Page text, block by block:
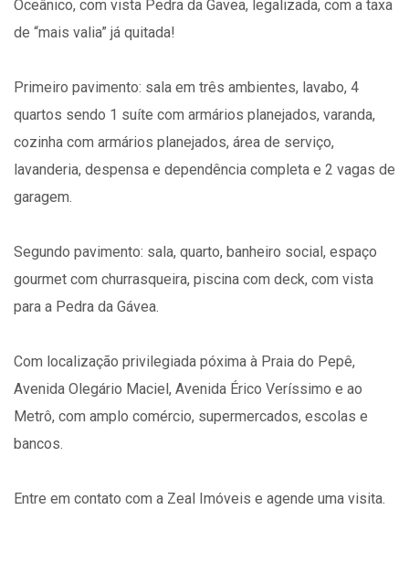
Oceânico, com vista Pedra da Gavea, legalizada, com a taxa
de “mais valia” já quitada!
Primeiro pavimento: sala em três ambientes, lavabo, 4
quartos sendo 1 suíte com armários planejados, varanda,
cozinha com armários planejados, área de serviço,
lavanderia, despensa e dependência completa e 2 vagas de
garagem.
Segundo pavimento: sala, quarto, banheiro social, espaço
gourmet com churrasqueira, piscina com deck, com vista
para a Pedra da Gávea.
Com localização privilegiada póxima à Praia do Pepê,
Avenida Olegário Maciel, Avenida Érico Veríssimo e ao
Metrô, com amplo comércio, supermercados, escolas e
bancos.
Entre em contato com a Zeal Imóveis e agende uma visita.